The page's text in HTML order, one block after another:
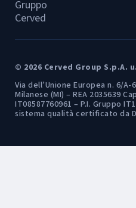
Gruppo
Cerved
© 2026 Cerved Group S.p.A.
Via dell’Unione Europea n. 6/A-
Milanese (MI) – REA 2035639
IT08587760961 – P.I. Gruppo
sistema qualità certificato da